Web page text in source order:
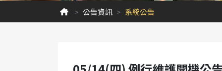
公告資訊 系統公告